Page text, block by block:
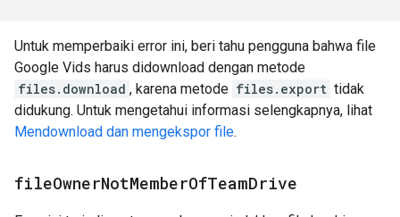
Untuk memperbaiki error ini, beri tahu pengguna bahwa file
Google Vids harus didownload dengan metode
files.download , karena metode files.export tidak
didukung. Untuk mengetahui informasi selengkapnya, lihat
Mendownload dan mengekspor file.
fileOwnerNotMemberOfTeamDrive